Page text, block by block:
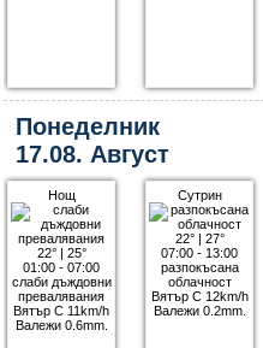
Понеделник
17.08. Август
Нощ
22°| 25°
01:00 - 07:00
слаби дъждовни
превалявания
Вятър С 11km/h
Валежи 0.6mm.
Сутрин
22°| 27°
07:00 - 13:00
разпокъсана
облачност
Вятър С 12km/h
Валежи 0.2mm.